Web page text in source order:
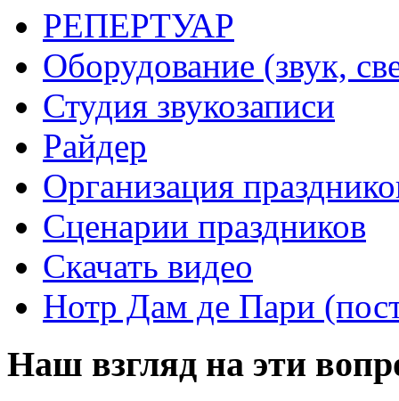
РЕПЕРТУАР
Оборудование (звук,
Студия звукозаписи
Райдер
Организация
Сценарии праздников
Скачать видео
Нотр Дам де Пари
Наш взгляд на эти